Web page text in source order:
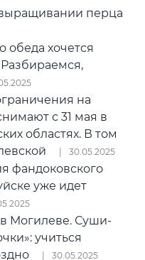
перца
обеда хочется
на
с 31 мая в
областях. В том
30.05.2025
фандоковского
уже идет
в Могилеве. Суши-
учиться
30.05.2025